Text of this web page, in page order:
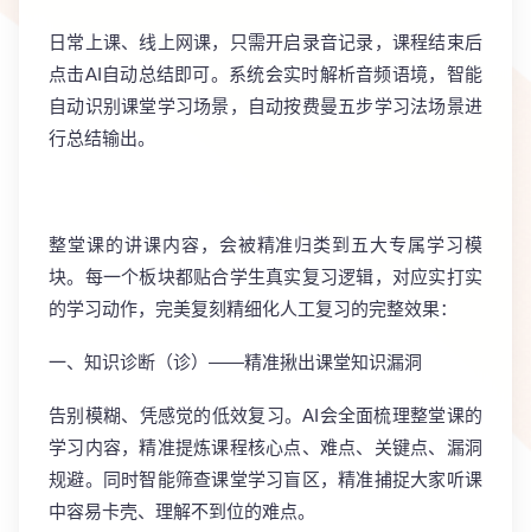
日常上课、线上网课，只需开启录音记录，课程结束后
点击AI自动总结即可。系统会实时解析音频语境， 智能
自动识别课堂学习场景 ，自动按费曼五步学习法场景进
行总结输出。
整堂课的讲课内容，会被精准归类到五大专属学习模
块。每一个板块都贴合学生真实复习逻辑，对应实打实
的学习动作，完美复刻精细化人工复习的完整效果：
一、知识诊断（诊）——精准揪出课堂知识漏洞
告别模糊、凭感觉的低效复习。AI会全面梳理整堂课的
学习内容，精准提炼课程核心点、难点、关键点、漏洞
规避。同时智能筛查课堂学习盲区，精准捕捉大家听课
中容易卡壳、理解不到位的难点。